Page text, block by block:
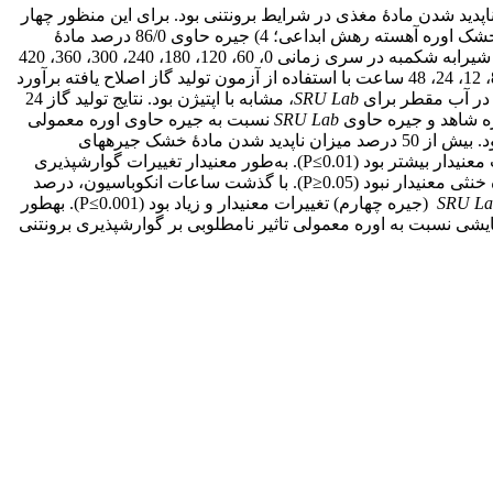
شدن مادۀ مغذی در شرایط برون­تنی بود. برای این منظور چهار
جیره آزمایشی شامل 1) جیره بدون منبع اوره [شاهد]؛ 2) جیره حاوی 38/0 درصد مادۀ خشک اوره معمولی؛ 3) جیره حاوی 43/0 درصد مادۀ خشک اوره آهسته رهش ابداعی؛ 4) جیره حاوی 86/0 درصد مادۀ
) در آب مقطر، بافر فسفات و بافر مکدوگال- شیرابه شکمبه در سری زمانی 0، 60، 120، 180، 240، 300، 360، 420
و 480 دقیقه توسط روش فتومتریک تعیین شد. کینتیک تخمیر، فراسنجه­های تولید گاز 96 ساعته و ناپدید شدن مادۀ مغذی در سری زمانی 4، 8، 12، 24، 48 ساعت با استفاده از آزمون تولید گاز اصلاح یافته برآورد
در آب مقطر برای SRU Lab
، مشابه با اپتی­ژن بود. نتایج تولید گاز 24
SRU Lab نسبت به جیره حاوی اوره معمولی
و جیره شاهد بود. بیش از 50 درصد میزان ناپدید شدن مادۀ خشک جیره­های
نسبت به اوره معمولی به‌صورت معنی­دار بیشتر بود (P≤0.01). به‌طور معنی­دار تغییرات گوارش­پذیری
قرار گرفت، اما تغییرات گوارش­پذیری فیبر نامحلول در شوینده خنثی معنی­دار نبود (P≥0.05). با گذشت ساعات انکوباسیون، درصد
SRU
(جیره چهارم) تغییرات معنی­دار و زیاد بود (P≤0.001). به­طور
نسبت به اوره معمولی تاثیر نامطلوبی بر گوارش­پذیری برون­تنی